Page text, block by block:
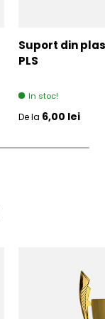
Suport din
PLS
In stoc!
Pret initial
De la 6,00 lei